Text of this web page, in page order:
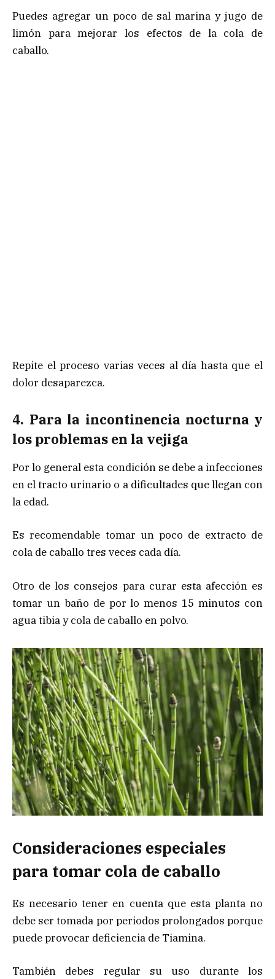
Puedes agregar un poco de sal marina y jugo de
limón para mejorar los efectos de la cola de
caballo.
Repite el proceso varias veces al día hasta que el
dolor desaparezca.
4. Para la incontinencia nocturna y
los problemas en la vejiga
Por lo general esta condición se debe a infecciones
en el tracto urinario o a dificultades que llegan con
la edad.
Es recomendable tomar un poco de extracto de
cola de caballo tres veces cada día.
Otro de los consejos para curar esta afección es
tomar un baño de por lo menos 15 minutos con
agua tibia y cola de caballo en polvo.
Consideraciones especiales
para tomar cola de caballo
Es necesario tener en cuenta que esta planta no
debe ser tomada por periodos prolongados porque
puede provocar deficiencia de Tiamina.
También debes regular su uso durante los